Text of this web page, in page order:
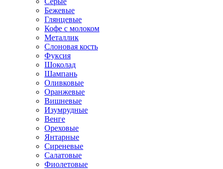
Бежевые
Глянцевые
Кофе с молоком
Металлик
Слоновая кость
Фуксия
Шоколад
Шампань
Оливковые
Оранжевые
Вишневые
Изумрудные
Венге
Ореховые
Янтарные
Сиреневые
Салатовые
Фиолетовые